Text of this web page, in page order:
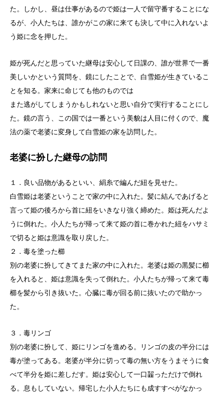
た。しかし、昼は仕事があるので姫は一人で留守番することにな
るが、小人たちは、誰かがこの家に来ても決して中に入れないよ
う姫に念を押した。
姫が死んだと思っていた継母は安心して日課の、誰が世界で一番
美しいかという質問を、鏡にしたことで、白雪姫が生きているこ
とを知る。家来に命じても他のものでは
また逃がしてしまうかもしれないと思い自分で実行することにし
た。鏡の言う、この国では一番という美貌は人目に付くので、魔
法の薬で老婆に変身して白雪姫の家を訪問した。
老婆に扮した継母の訪問
１．良い品物があるといい、絹糸で編んだ紐を見せた。
白雪姫は老婆ということで家の中に入れた。髪に結んであげると
言って姫の後ろから首に紐をいきなり強く締めた。姫は死んだよ
うに倒れた。小人たちが帰って来て姫の首に巻かれた紐をハサミ
で切ると姫は意識を取り戻した。
２．毒を塗った櫛
別の老婆に扮してきてまた家の中に入れた。老婆は姫の黒髪に櫛
を入れると、姫は意識を失って倒れた。小人たちが帰って来て毒
櫛を髪から引き抜いた。心臓に毒が回る前に抜いたので助かっ
た。
３．毒リンゴ
別の老婆に扮して、姫にリンゴを進める。リンゴの皮の半分には
毒が塗ってある。老婆が半分に切って毒の無い方をうまそうに食
べて半分を姫に差しだす。姫は安心して一口齧っただけで倒れ
る。息もしていない。帰宅した小人たちにも成すすべがなかっ